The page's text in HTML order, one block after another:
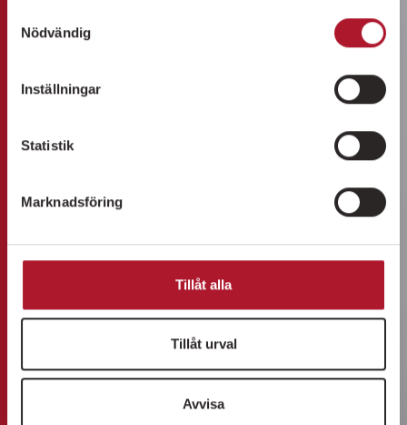
Nödvändig
Inställningar
Statistik
Marknadsföring
Tillåt alla
Tillåt urval
Avvisa